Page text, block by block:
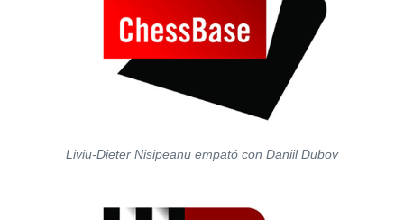
Liviu-Dieter Nisipeanu empató con Daniil Dubov